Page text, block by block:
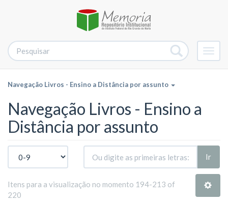
Navegação Livros - Ensino a Distância por assunto
Navegação Livros - Ensino a
Distância por assunto
Ir
Itens para a visualização no momento 194-213 of
220